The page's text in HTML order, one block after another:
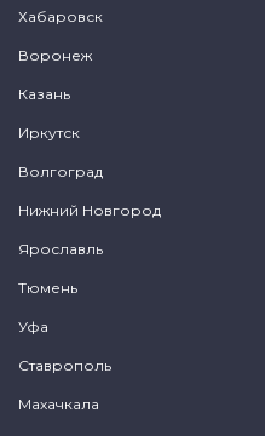
Хабаровск
Воронеж
Казань
Иркутск
Волгоград
Нижний Новгород
Ярославль
Тюмень
Уфа
Ставрополь
Махачкала